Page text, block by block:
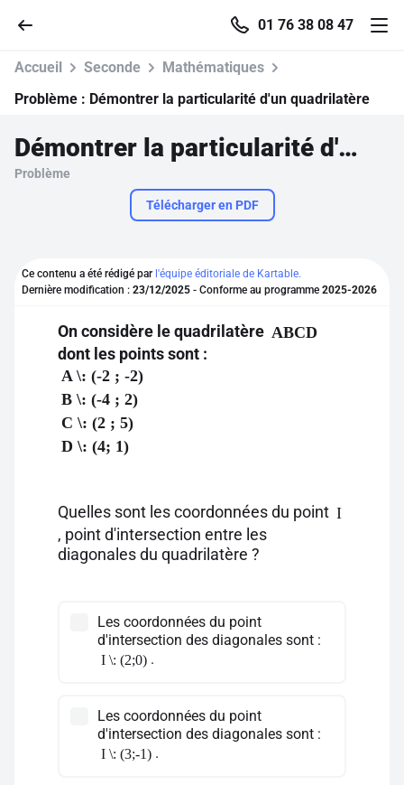
01 76 38 08 47
Accueil
Se connecter
S'inscrire gratuitement
Pour profiter de 10 contenus offerts.
Accueil Seconde
Mathématiques
Problème : Démontrer la particularité d'un quadrilatère
Démontrer la particularité d'un quadrilatère
Problème
Télécharger en PDF
Ce contenu a été rédigé par l'équipe éditoriale de Kartable.
Dernière modification : 23/12/2025 - Conforme au programme 2025-2026
On considère le quadrilatère ABCD
dont les points sont :
A \: (-2 ; -2)
B \: (-4 ; 2)
C \: (2 ; 5)
D \: (4; 1)
Quelles sont les coordonnées du point I
, point d'intersection entre les
diagonales du quadrilatère ?
Les coordonnées du point
d'intersection des diagonales sont :
I \: (2;0) .
Les coordonnées du point
d'intersection des diagonales sont :
I \: (3;-1) .